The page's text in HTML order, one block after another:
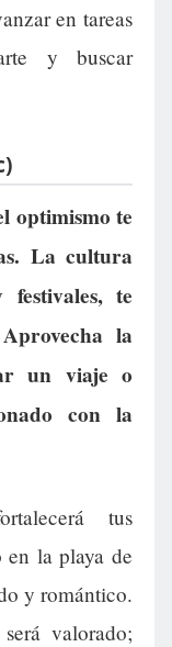
en tareas
y buscar
optimismo te
La cultura
te
la
un viaje o
con la
tus
en la playa de
y romántico.
valorado;